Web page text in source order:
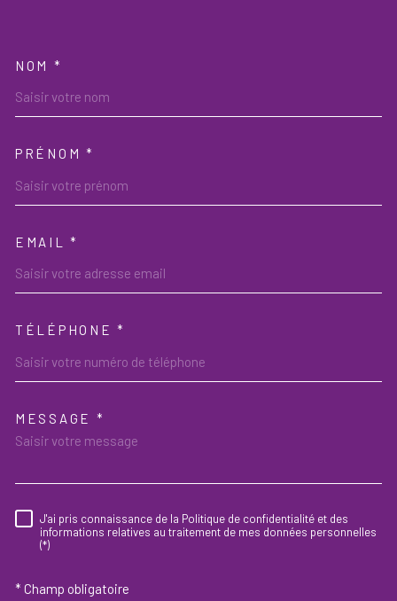
NOM *
PRÉNOM *
EMAIL *
TÉLÉPHONE *
MESSAGE *
RÈGLEMENTATION
J'ai pris connaissance de la Politique de confidentialité et des
informations relatives au traitement de mes données personnelles
(*)
* Champ obligatoire